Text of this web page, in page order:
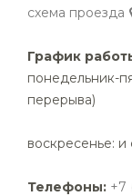
cхема проезда
График
понедельник-
перерыва)
воскресенье:
Телефоны: +7